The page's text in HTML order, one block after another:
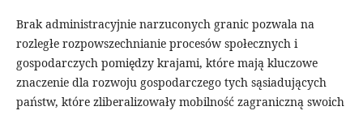
Brak administracyjnie narzuconych granic pozwala na
rozległe rozpowszechnianie procesów społecznych i
gospodarczych pomiędzy krajami, które mają kluczowe
znaczenie dla rozwoju gospodarczego tych sąsiadujących
państw, które zliberalizowały mobilność zagraniczną swoich